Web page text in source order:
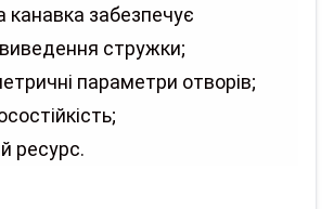
канавка забезпечує
стружки;
параметри отворів;
ресурс.